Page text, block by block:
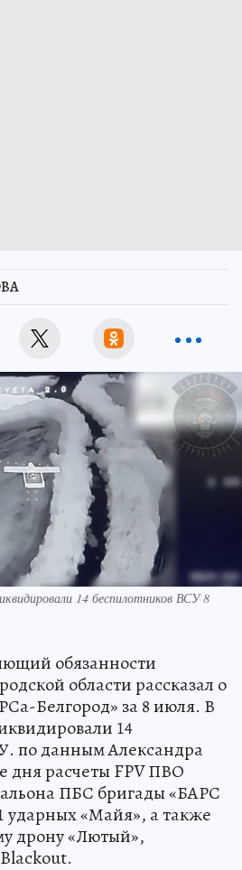
14 беспилотников ВСУ 8
обязанности
области рассказал о
Белгород» за 8 июля. В
14
по данным Александра
дня расчеты FPV ПВО
ПБС бригады «БАРС
ударных «Майя», а также
дрону «Лютый»,